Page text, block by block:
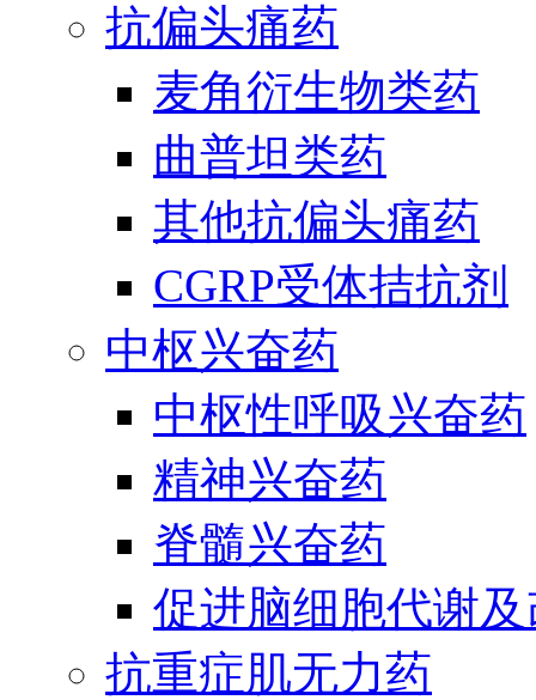
抗偏头痛药
麦角衍生物类药
曲普坦类药
其他抗偏头痛药
CGRP受体拮抗剂
中枢兴奋药
中枢性呼吸兴奋药
精神兴奋药
脊髓兴奋药
促进脑细胞代谢
抗重症肌无力药